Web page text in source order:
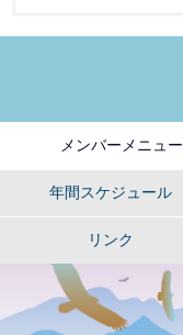
メンバーメニュー
年間スケジュール
リンク